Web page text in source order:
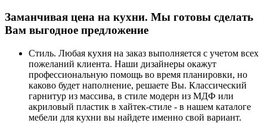
Заманчивая цена на кухни. Мы готовы сделать
Вам выгодное предложение
Стиль. Любая кухня на заказ выполняется с учетом всех
пожеланий клиента. Наши дизайнеры окажут
профессиональную помощь во время планировки, но
каково будет наполнение, решаете Вы. Классический
гарнитур из массива, в стиле модерн из МДФ или
акриловый пластик в хайтек-стиле - в нашем каталоге
мебели для кухни вы найдете именно свой вариант.